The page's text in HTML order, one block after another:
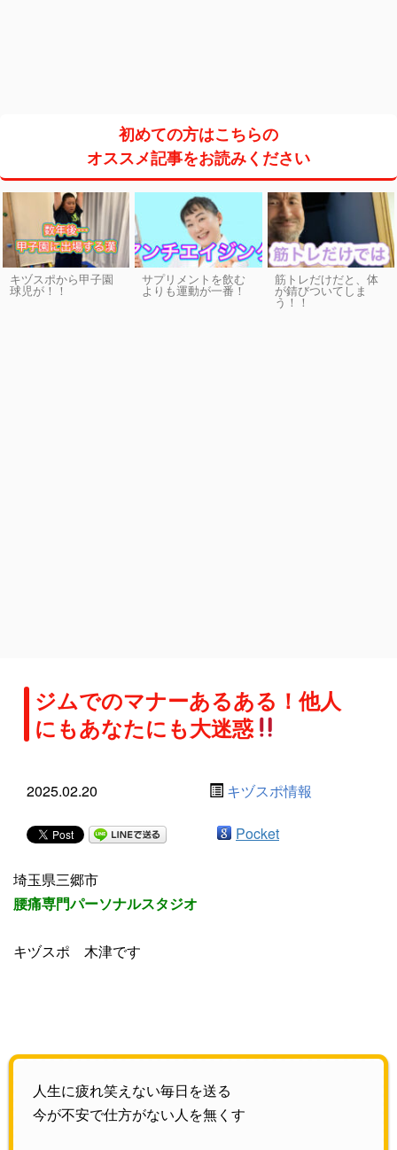
初めての方はこちらの
オススメ記事をお読みください
キヅスポから甲子園
球児が！！
サプリメントを飲む
よりも運動が一番！
筋トレだけだと、体
が錆びついてしま
う！！
ジムでのマナーあるある！他人
にもあなたにも大迷惑
2025.02.20 キヅスポ情報
Pocket
埼玉県三郷市
腰痛専門パーソナルスタジオ
キヅスポ 木津です
人生に疲れ笑えない毎日を送る
今が不安で仕方がない人を無くす